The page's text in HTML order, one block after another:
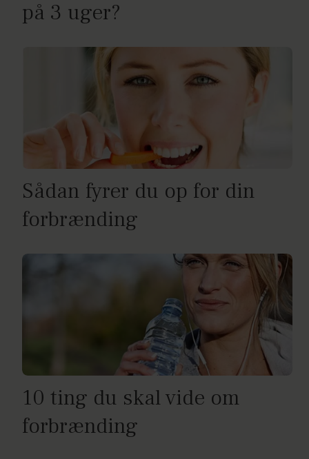
på 3 uger?
Sådan fyrer du op for din
forbrænding
10 ting du skal vide om
forbrænding